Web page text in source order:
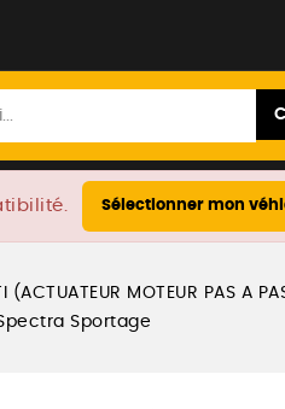
Sélectionner mon
(ACTUATEUR MOTEUR PAS A
Sportage